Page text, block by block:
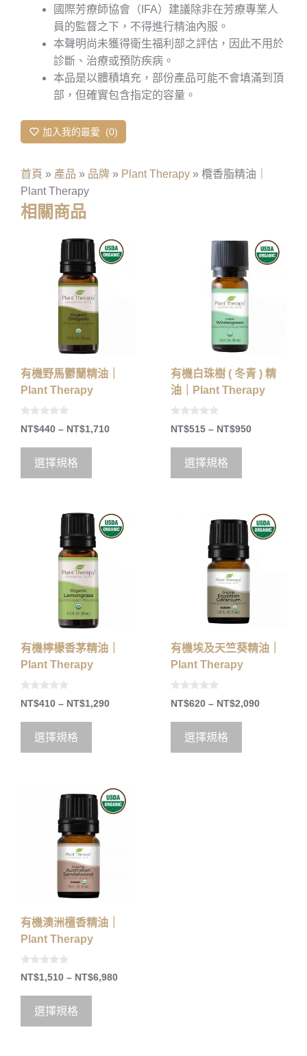
國際芳療師協會（IFA）建議除非在芳療專業人
員的監督之下，不得進行精油內服。
本聲明尚未獲得衛生福利部之評估，因此不用於
診斷、治療或預防疾病。
本品是以體積填充，部份產品可能不會填滿到頂
部，但確實包含指定的容量。
加入我的最愛 0
首頁 » 產品 » 品牌 » Plant Therapy » 欖香脂精油｜
Plant Therapy
相關商品
有機野馬鬱蘭精油｜
Plant Therapy
0
o
t
5
NT$440 – NT$1,710
選擇規格
有機白珠樹 ( 冬青 ) 精
油｜Plant Therapy
0
o
t
5
NT$515 – NT$950
選擇規格
有機檸檬香茅精油｜
Plant Therapy
0
o
t
5
NT$410 – NT$1,290
選擇規格
有機埃及天竺葵精油｜
Plant Therapy
0
o
t
5
NT$620 – NT$2,090
選擇規格
有機澳洲檀香精油｜
Plant Therapy
0
o
5
NT$1,510 – NT$6,980
選擇規格